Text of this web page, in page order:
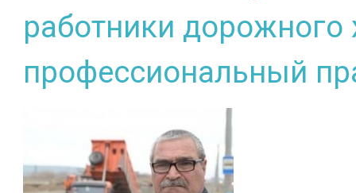
работники дорожного
профессиональный